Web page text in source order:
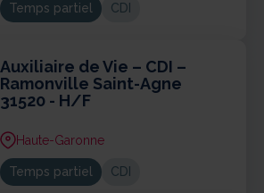
Temps partiel CDI
Auxiliaire de Vie – CDI –
Ramonville Saint-Agne
31520 - H/F
Haute-Garonne
Temps partiel CDI